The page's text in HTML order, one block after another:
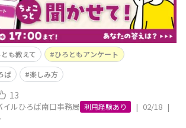
も教えて
ひろともアンケート
ば
楽しみ方
13
イルひろば南口事務局 利用経験あり | 02/18 |